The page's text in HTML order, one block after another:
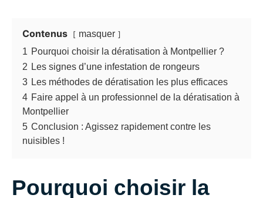
Contenus
masquer
1 Pourquoi choisir la dératisation à Montpellier ?
2 Les signes d’une infestation de rongeurs
3 Les méthodes de dératisation les plus efficaces
4 Faire appel à un professionnel de la dératisation à
Montpellier
5 Conclusion : Agissez rapidement contre les
nuisibles !
Pourquoi choisir la